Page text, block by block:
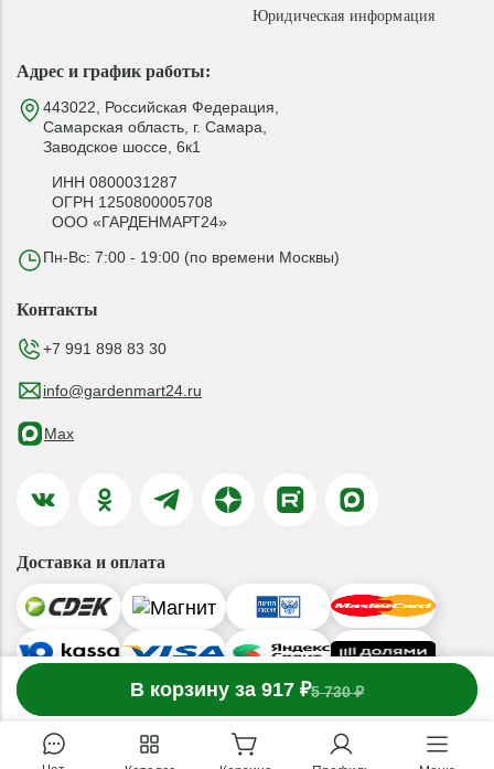
В корзину за 917 ₽5 730 ₽
1 товар в корзине
Адрес и график работы:
443022, Российская Федерация,
Самарская область, г. Самара,
Заводское шоссе, 6к1
ИНН 0800031287
ОГРН 1250800005708
ООО «ГАРДЕНМАРТ24»
Пн-Вс: 7:00 - 19:00 (по времени Москвы)
Юридическая информация
Контакты
+7 991 898 83 30
info@gardenmart24.ru
Max
Доставка и оплата
© 2019-2026 ООО «ГАРДЕНМАРТ24»